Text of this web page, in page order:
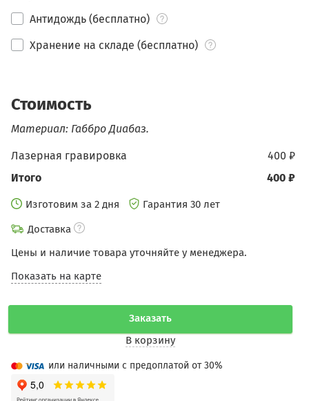
Антидождь (бесплатно)
Хранение на складе (бесплатно)
Стоимость
Материал: Габбро Диабаз.
400 ₽
Лазерная гравировка
400 ₽
Итого
Изготовим за 2 дня
Гарантия 30 лет
Доставка
Цены и наличие товара уточняйте у менеджера.
Показать на карте
Заказать
В корзину
или наличными с предоплатой от 30%